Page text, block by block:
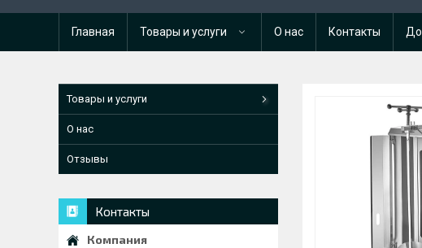
Главная Товары и услуги О нас Контакты
Товары и услуги
О нас
Отзывы
Контакты